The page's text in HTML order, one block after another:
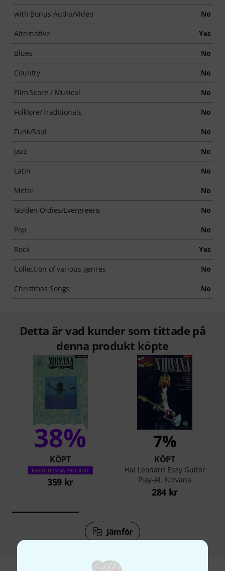
with Bonus Audio/Video No
Alternative Yes
Blues No
Country No
Film Score / Musical No
Folklore/Traditionals No
Funk/Soul No
Jazz No
Latin No
Metal No
Golden Oldies/Evergreens No
Pop No
Rock Yes
Collection of various genres No
Christmas Songs No
Detta är vad kunder som tittade på
denna produkt köpte
38%
KÖPT
EXAKT DENNA PRODUKT
359 kr
7%
KÖPT
Hal Leonard Easy Guitar
Play-Al. Nirvana
284 kr
Jämför